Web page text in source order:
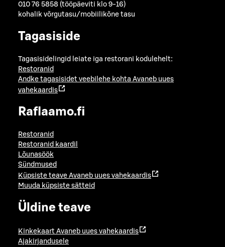
010 76 5858 (tööpäeviti klo 9-16)
kohalik võrgutasu/mobiilikõne tasu
Tagasiside
Tagasisidelingid leiate iga restorani kodulehelt:
Restoranid
Andke tagasisidet veebilehe kohta Avaneb uues
vahekaardis
Raflaamo.fi
Restoranid
Restoranid kaardil
Lõunasöök
Sündmused
Küpsiste teave Avaneb uues vahekaardis
Muuda küpsiste sätteid
Üldine teave
Kinkekaart Avaneb uues vahekaardis
Ajakirjandusele